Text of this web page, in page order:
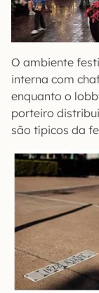
O ambiente
interna com
enquanto o
porteiro
são típicos da